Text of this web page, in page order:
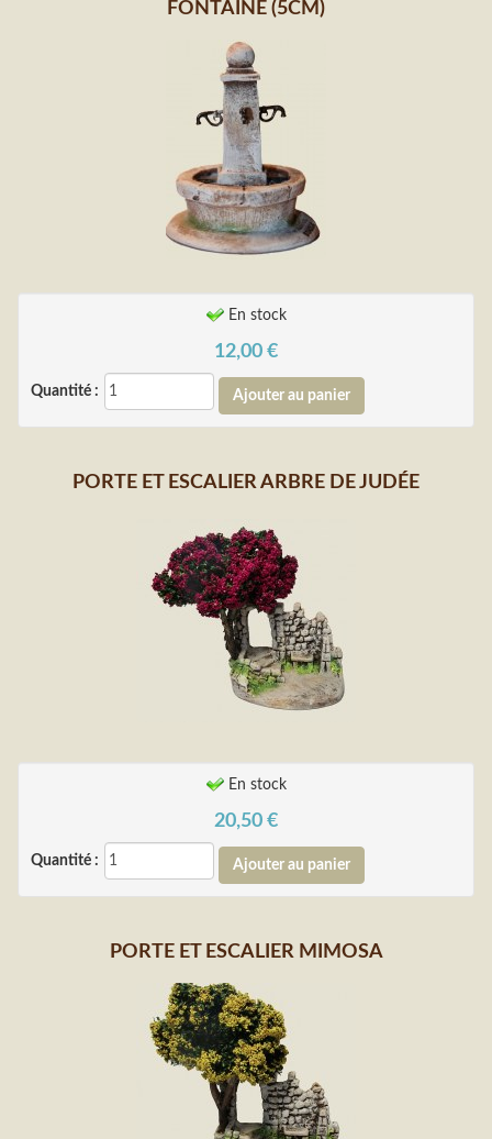
FONTAINE (5CM)
En stock
12,00 €
Quantité :
PORTE ET ESCALIER ARBRE DE JUDÉE
En stock
20,50 €
Quantité :
PORTE ET ESCALIER MIMOSA